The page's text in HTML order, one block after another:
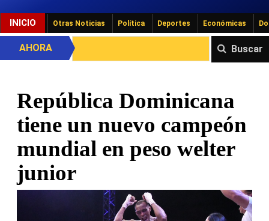
INICIO Otras Noticias Política Deportes Económicas
Buscar
AHORA
República Dominicana
tiene un nuevo campeón
mundial en peso welter
junior